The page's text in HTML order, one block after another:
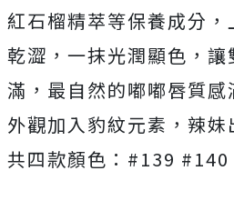
紅石榴精萃等保養成分
乾澀，一抹光潤顯色，
滿，最自然的嘟嘟唇質
外觀加入豹紋元素，辣
共四款顏色：#139 #140